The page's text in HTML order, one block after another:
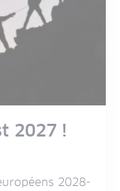
2027 !
2028-